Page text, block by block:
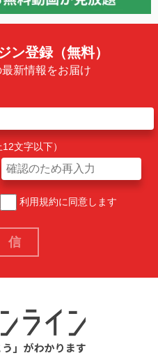
ン登録（無料）
新情報をお届け
文字以下）
利用規約に同意します